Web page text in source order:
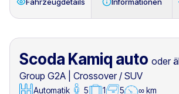
Scoda Kamiq auto oder
Group G2A
Crossover / SUV
Automatik 5 1 5 ∞ km